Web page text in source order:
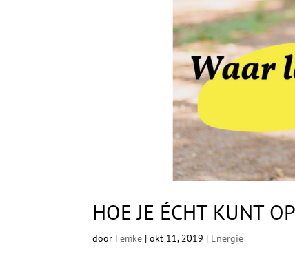
HOE JE ÉCHT KUNT
door Femke |okt 11, 2019 | Energie